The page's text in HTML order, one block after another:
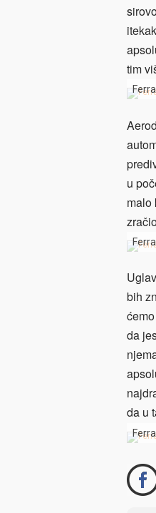
tim
u
malo
bih
da
da u